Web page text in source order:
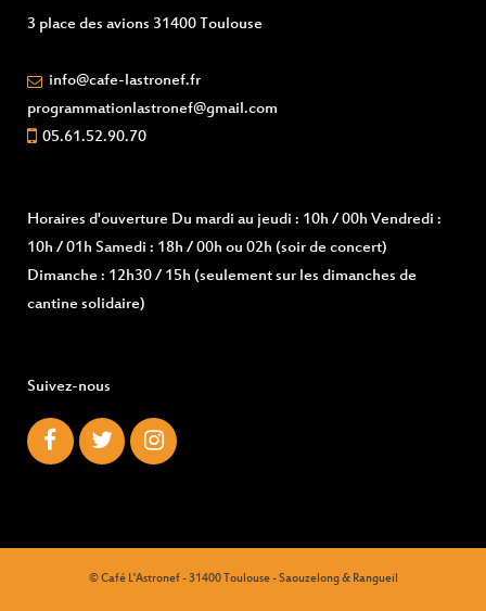
3 place des avions 31400 Toulouse
info@cafe-lastronef.fr
programmationlastronef@gmail.com
05.61.52.90.70
Horaires d'ouverture Du mardi au jeudi : 10h / 00h Vendredi :
10h / 01h Samedi : 18h / 00h ou 02h (soir de concert)
Dimanche : 12h30 / 15h (seulement sur les dimanches de
cantine solidaire)
Suivez-nous
© Café L'Astronef - 31400 Toulouse - Saouzelong & Rangueil